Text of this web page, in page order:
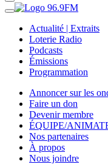
Actualité | Extraits
Loterie Radio
Podcasts
Émissions
Programmation
Annoncer sur les
Faire un don
Devenir membre
ÉQUIPE/
Nos partenaires
À propos
Nous joindre